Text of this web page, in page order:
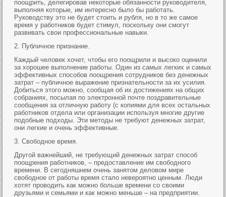
поощрить, делегировав некоторые обязанности руководителя,
выполняя которые, им интересно было бы работать.
Руководству это не будет стоить и рубля, но в то же самое
время у работников будет стимул, поскольку они смогут
развивать свои профессиональные навыки.
2. Публичное признание.
Каждый человек хочет, чтобы его поощрили и высоко оценили
за хорошее выполнение работы. Один из самых легких и самых
эффективных способов поощрения сотрудников без денежных
затрат – публичное выражение признательности за их усилия.
Добиться этого можно, сообщая об их достижениях на общих
собраниях, посылая по электронной почте поздравительные
сообщения за отличную работу (с копиями для всех остальных
работников отдела или организации используя многие другие
подобные подходы. Эти методы не требуют денежных затрат,
они легкие и очень эффективные.
3. Свободное время.
Другой важнейший, не требующий денежных затрат способ
поощрения работников, – предоставление им свободного
времени. В сегодняшнем очень занятом деловом мире
свободное от работы время стало невероятно ценным. Люди
хотят проводить как можно больше времени со своими
друзьями и семьями и как можно меньше – на предприятии.